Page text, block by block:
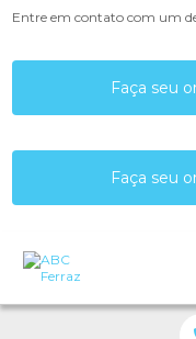
Entre em contato com um de
Faça seu
Faça seu